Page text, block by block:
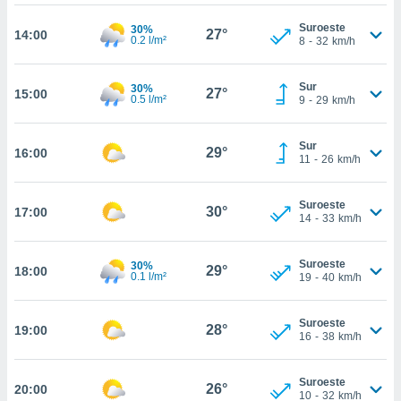
se
Puedes
web a
14:00
30%
0.2 l/m²
27°
Suroeste
8 - 32 km/h
15:00
30%
0.5 l/m²
27°
Sur
9 - 29 km/h
16:00 29°
Sur
11 - 26 km/h
17:00 30°
Suroeste
14 - 33 km/h
18:00
30%
0.1 l/m²
29°
Suroeste
19 - 40 km/h
19:00 28°
Suroeste
16 - 38 km/h
20:00 26°
Suroeste
10 - 32 km/h